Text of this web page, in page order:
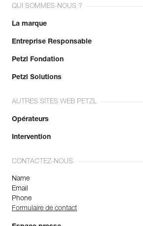
QUI SOMMES-NOUS ?
La marque
Entreprise Responsable
Petzl Fondation
Petzl Solutions
AUTRES SITES WEB PETZL
Opérateurs
Intervention
CONTACTEZ-NOUS
Name
Email
Phone
Formulaire de contact